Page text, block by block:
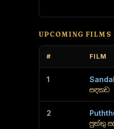
UPCOMING FILMS
# FILM
1
සඳකඩ
2
පුත්තු